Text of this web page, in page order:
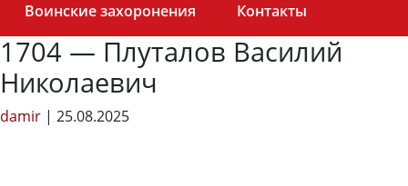
Воинские захоронения
Контакты
1704 — Плуталов Василий
Николаевич
damir | 25.08.2025